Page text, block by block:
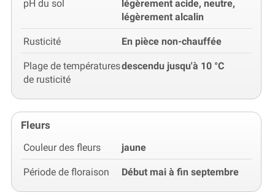
pH du sol
légèrement acide, neutre,
légèrement alcalin
Rusticité En pièce non-chauffée
Plage de températures
de rusticité
descendu jusqu'à 10 °C
Fleurs
Couleur des fleurs jaune
Période de floraison Début mai à fin septembre